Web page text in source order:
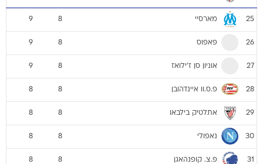
25 מארסיי 8
9
26 פאפוס 8
9
27 אוניון סן ז'ילואז 8
9
28 פ.ס.וו איינדהובן 8
8
29 אתלטיק בילבאו 8
8
30 נאפולי 8
8
31 פ.צ. קופנהאגן 8
8